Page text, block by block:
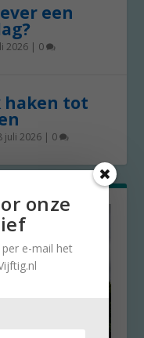
een
2026 | 0
haken tot
juli 2026 | 0
onze
e-mail het